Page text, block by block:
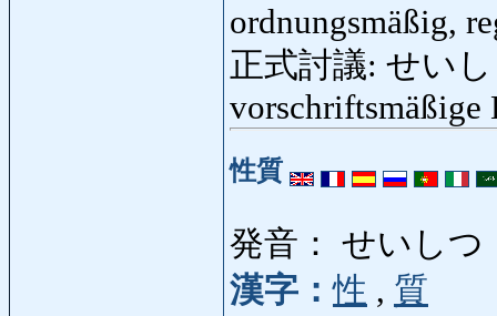
ordnungsmäßig,
正式討議: せいし
vorschriftsmäßige
性質
発音： せいしつ
漢字：性 , 質